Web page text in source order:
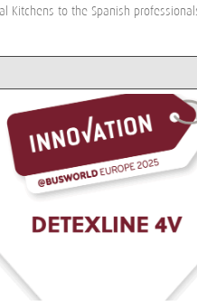
Kitchens to the Spanish